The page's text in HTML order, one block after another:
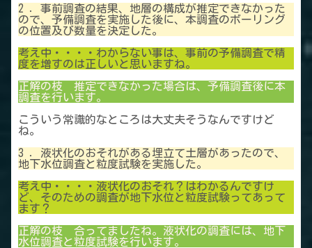
2 ．事前調査の結果、地層の構成が推定できなかった
ので、予備調査を実施した後に、本調査のボーリング
の位置及び数量を決定した。
考え中・・・・わからない事は、事前の予備調査で精
度を増すのは正しいと思いますね。
正解の枝 推定できなかった場合は、予備調査後に本
調査を行います。
こういう常識的なところは大丈夫そうなんですけど
ね。
3 ．液状化のおそれがある埋立て土層があったので、
地下水位調査と粒度試験を実施した。
考え中・・・・液状化のおそれ？はわかるんですけ
ど、そのための調査が地下水位と粒度試験ってあって
ます？
正解の枝 合ってましたね。液状化の調査には、地下
水位調査と粒度試験を行います。